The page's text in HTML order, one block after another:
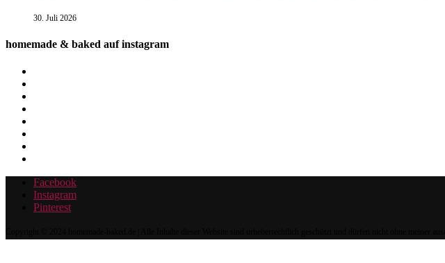
30. Juli 2026
homemade & baked auf instagram
Facebook
Instagram
Pinterest